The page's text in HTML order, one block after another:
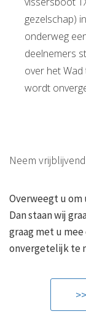
gezelschap)
onderweg
deelnemers
over het Wad
wordt
Neem
Overweegt u om
Dan staan wij
graag met u
onvergetelijk te